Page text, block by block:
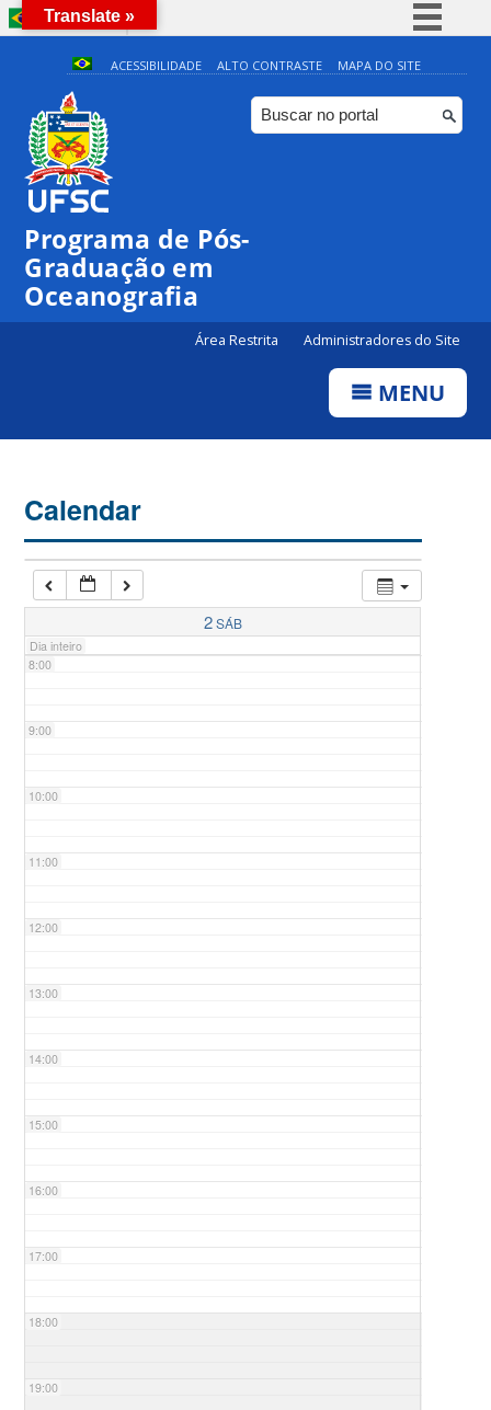
BRASIL
Simplifique!
Comunica BR
Participe
ACESSIBILIDADE ALTO CONTRASTE MAPA DO SITE
Programa de Pós-
Graduação em
Oceanografia
Área Restrita Administradores do Site
MENU
Calendar
2SÁB
Dia inteiro
0:00
1:00
2:00
7:00
8:00
9:00
10:00
11:00
12:00
13:00
14:00
15:00
16:00
17:00
18:00
19:00
Translate »